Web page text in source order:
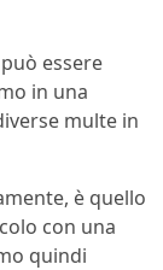
essere
in una
multe in
è quello
con una
quindi